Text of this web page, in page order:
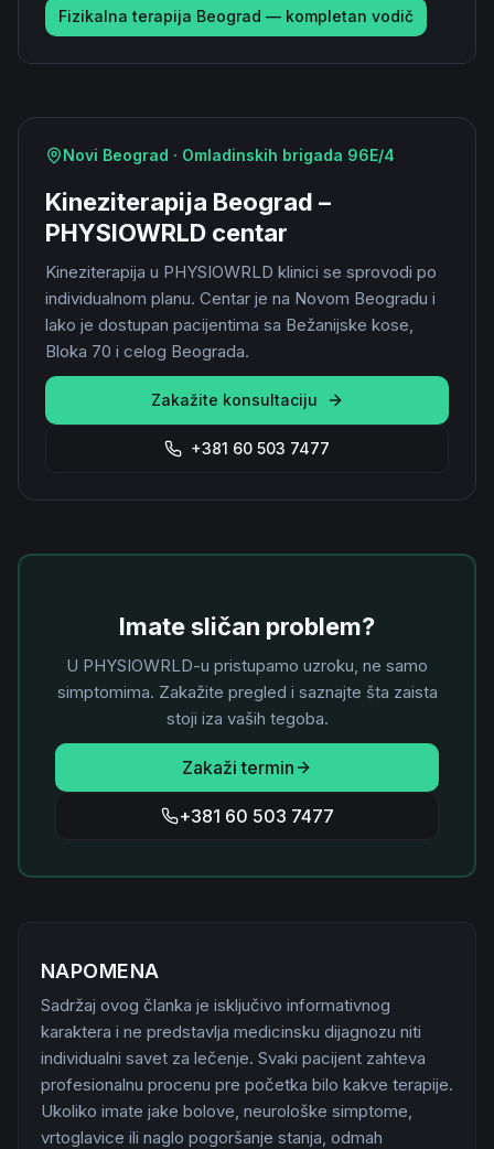
Fizikalna terapija Beograd — kompletan vodič
Novi Beograd · Omladinskih brigada 96E/4
Kineziterapija Beograd –
PHYSIOWRLD centar
Kineziterapija u PHYSIOWRLD klinici se sprovodi po
individualnom planu. Centar je na Novom Beogradu i
lako je dostupan pacijentima sa Bežanijske kose,
Bloka 70 i celog Beograda.
Zakažite konsultaciju
+381 60 503 7477
Imate sličan problem?
U PHYSIOWRLD-u pristupamo uzroku, ne samo
simptomima. Zakažite pregled i saznajte šta zaista
stoji iza vaših tegoba.
Zakaži termin
+381 60 503 7477
NAPOMENA
Sadržaj ovog članka je isključivo informativnog
karaktera i ne predstavlja medicinsku dijagnozu niti
individualni savet za lečenje. Svaki pacijent zahteva
profesionalnu procenu pre početka bilo kakve terapije.
Ukoliko imate jake bolove, neurološke simptome,
vrtoglavice ili naglo pogoršanje stanja, odmah